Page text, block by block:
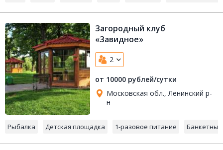
Загородный клуб
«Завидное»
2
от 10000 рублей/сутки
Московская обл., Ленинский р-
н
Рыбалка Детская площадка 1-разовое питание